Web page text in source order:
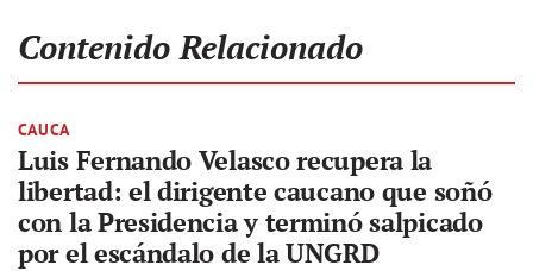
Contenido Relacionado
CAUCA
Luis Fernando Velasco recupera la
libertad: el dirigente caucano que soñó
con la Presidencia y terminó salpicado
por el escándalo de la UNGRD